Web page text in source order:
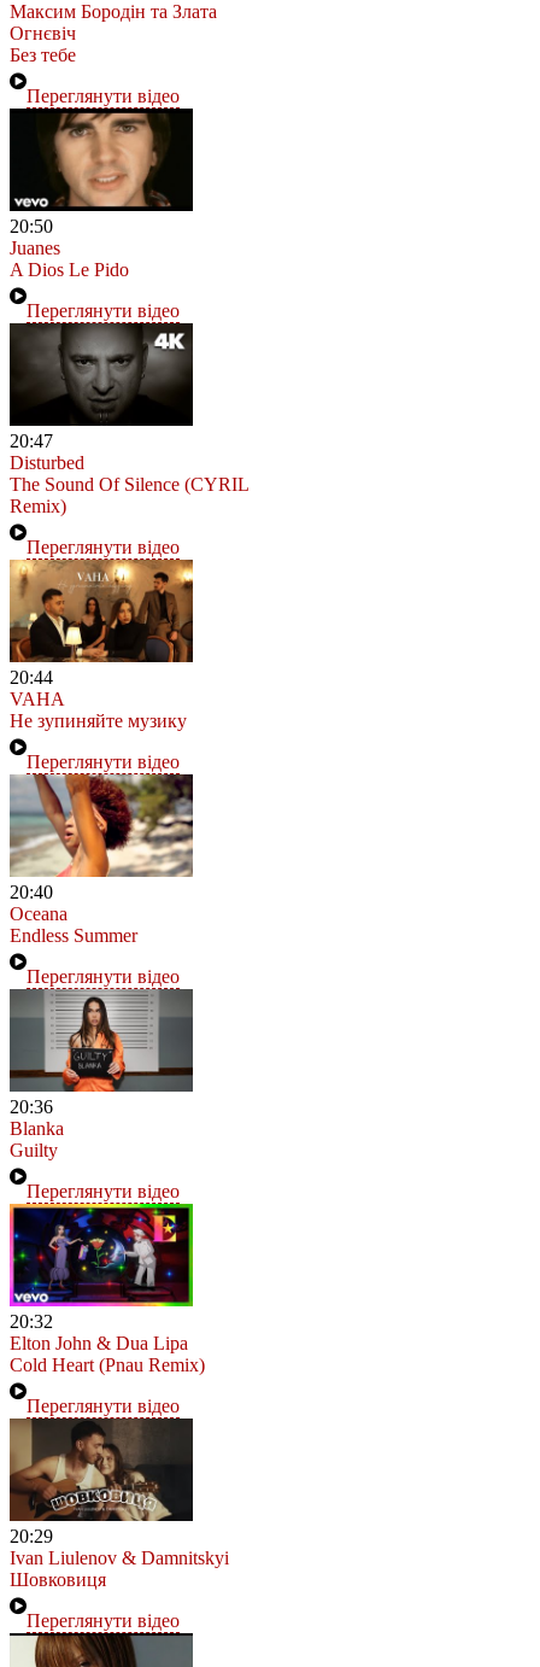
Максим Бородін та Злата
Огнєвіч
Без тебе
Переглянути відео
20:50
Juanes
A Dios Le Pido
Переглянути відео
20:47
Disturbed
The Sound Of Silence (CYRIL
Remix)
Переглянути відео
20:44
VAHA
Не зупиняйте музику
Переглянути відео
20:40
Oceana
Endless Summer
Переглянути відео
20:36
Blanka
Guilty
Переглянути відео
20:32
Elton John & Dua Lipa
Cold Heart (Pnau Remix)
Переглянути відео
20:29
Ivan Liulenov & Damnitskyi
Шовковиця
Переглянути відео